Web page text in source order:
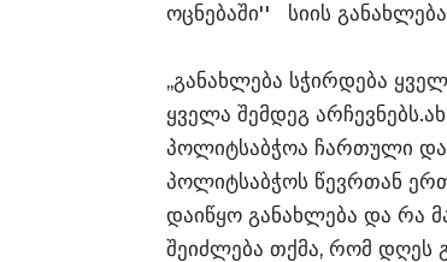
ოცნებაში'' სიის
,,განახლება სჭირდება
ყველა შემდეგ
პოლიტსაბჭოა ჩართული
პოლიტსაბჭოს წევრთან
დაიწყო განახლება და რა
შეიძლება თქმა, რომ დღეს